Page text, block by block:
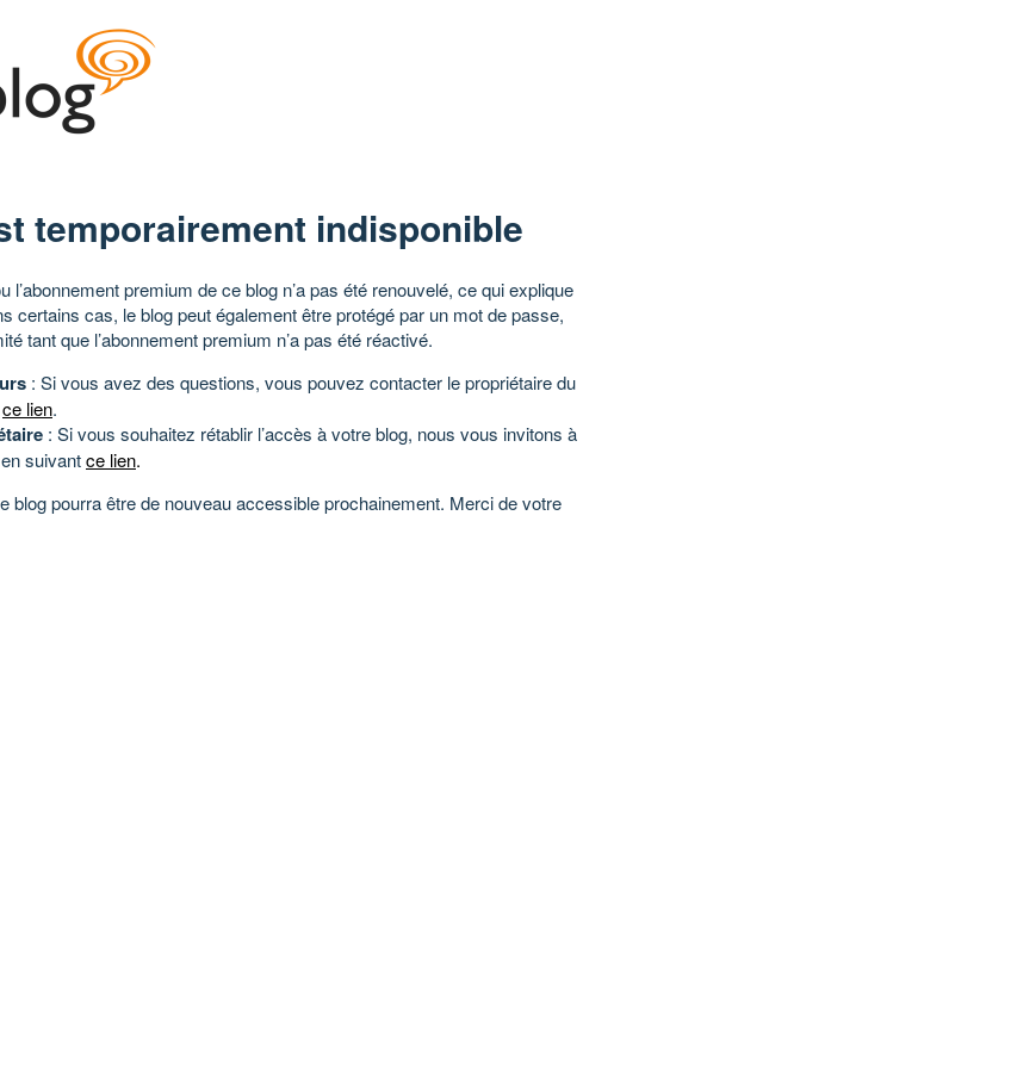
temporairement indisponible
l’abonnement premium de ce blog n’a pas été renouvelé, ce qui explique
certains cas, le blog peut également être protégé par un mot de passe,
tant que l’abonnement premium n’a pas été réactivé.
: Si vous avez des questions, vous pouvez contacter le propriétaire du
ce lien.
: Si vous souhaitez rétablir l’accès à votre blog, nous vous invitons à
suivantce lien.
blog pourra être de nouveau accessible prochainement. Merci de votre